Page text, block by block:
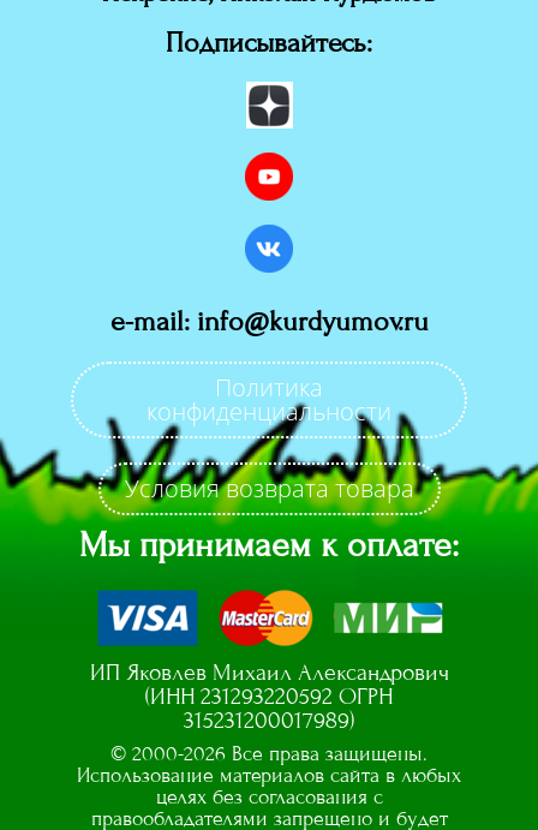
Подписывайтесь:
e-mail: info@kurdyumov.ru
Политика
конфиденциальности
Условия возврата товара
Мы принимаем к оплате:
ИП Яковлев Михаил Александрович
(ИНН 231293220592 ОГРН
315231200017989)
© 2000-2026 Все права защищены.
Использование материалов сайта в любых
целях без согласования с
правообладателями запрещено и будет